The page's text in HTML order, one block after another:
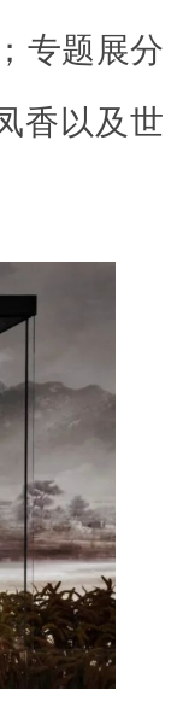
专题展分
香以及世